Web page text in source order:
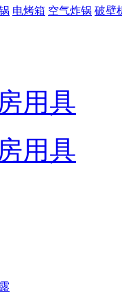
电烤箱 空气炸锅 破壁
用具
用具